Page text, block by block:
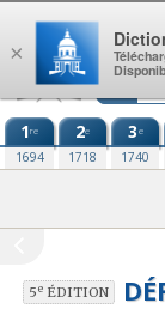
Aller au contenu
1re
1694
2e
1718
3e
1740
5eÉDITION
×